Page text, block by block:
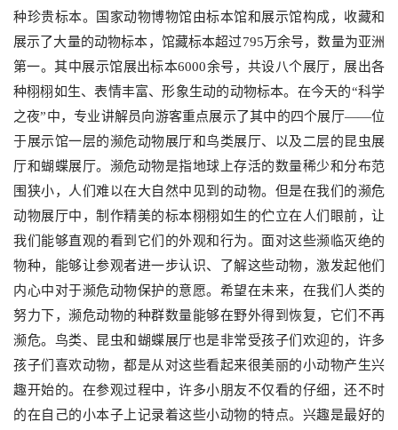
种珍贵标本。国家动物博物馆由标本馆和展示馆构成，收藏和
展示了大量的动物标本，馆藏标本超过795万余号，数量为亚洲
第一。其中展示馆展出标本6000余号，共设八个展厅，展出各
种栩栩如生、表情丰富、形象生动的动物标本。在今天的“科学
之夜”中，专业讲解员向游客重点展示了其中的四个展厅——位
于展示馆一层的濒危动物展厅和鸟类展厅、以及二层的昆虫展
厅和蝴蝶展厅。濒危动物是指地球上存活的数量稀少和分布范
围狭小，人们难以在大自然中见到的动物。但是在我们的濒危
动物展厅中，制作精美的标本栩栩如生的伫立在人们眼前，让
我们能够直观的看到它们的外观和行为。面对这些濒临灭绝的
物种，能够让参观者进一步认识、了解这些动物，激发起他们
内心中对于濒危动物保护的意愿。希望在未来，在我们人类的
努力下，濒危动物的种群数量能够在野外得到恢复，它们不再
濒危。鸟类、昆虫和蝴蝶展厅也是非常受孩子们欢迎的，许多
孩子们喜欢动物，都是从对这些看起来很美丽的小动物产生兴
趣开始的。在参观过程中，许多小朋友不仅看的仔细，还不时
的在自己的小本子上记录着这些小动物的特点。兴趣是最好的